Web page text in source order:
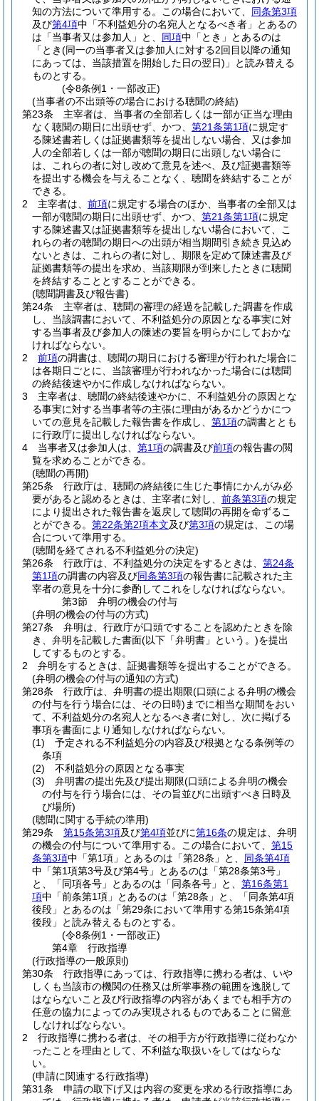
知の方法について準用する。
この場合において、 同条第3項
及び第4項中「不利益処分の名宛人となるべき者」とあるの
は「当事者又は参加人」と、 同項中「とき」とあるのは
「とき(同一の当事者又は参加人に対する2回目以降の通知
にあっては、当該措置を開始した日の翌日) 」と読み替える
ものとする。
(令8条例1・一部改正)
(当事者の不出頭等の場合における聴聞の終結)
第23条
主宰者は、当事者の全部若しくは一部が正当な理由
なく聴聞の期日に出頭せず、かつ、 第21条第1項に規定す
る陳述書若しくは証拠書類等を提出しない場合、又は参加
人の全部若しくは一部が聴聞の期日に出頭しない場合に
は、これらの者に対し改めて意見を述べ、及び証拠書類等
を提出する機会を与えることなく、聴聞を終結することが
できる。
2
主宰者は、 前項に規定する場合のほか、当事者の全部又は
一部が聴聞の期日に出頭せず、かつ、 第21条第1項に規定
する陳述書又は証拠書類等を提出しない場合において、こ
れらの者の聴聞の期日への出頭が相当期間引き続き見込め
ないときは、これらの者に対し、期限を定めて陳述書及び
証拠書類等の提出を求め、当該期限が到来したときに聴聞
を終結することとすることができる。
(聴聞調書及び報告書)
第24条
主宰者は、聴聞の審理の経過を記載した調書を作成
し、当該調書において、不利益処分の原因となる事実に対
する当事者及び参加人の陳述の要旨を明らかにしておかな
ければならない。
2
前項の調書は、聴聞の期日における審理が行われた場合に
は各期日ごとに、当該審理が行われなかった場合には聴聞
の終結後速やかに作成しなければならない。
3
主宰者は、聴聞の終結後速やかに、不利益処分の原因とな
る事実に対する当事者等の主張に理由があるかどうかにつ
いての意見を記載した報告書を作成し、 第1項の調書ととも
に行政庁に提出しなければならない。
4
当事者又は参加人は、 第1項の調書及び前項の報告書の閲
覧を求めることができる。
(聴聞の再開)
第25条
行政庁は、聴聞の終結後に生じた事情にかんがみ必
要があると認めるときは、主宰者に対し、 前条第3項の規定
により提出された報告書を返戻して聴聞の再開を命ずるこ
とができる。 第22条第2項本文及び第3項の規定は、この場
合について準用する。
(聴聞を経てされる不利益処分の決定)
第26条
行政庁は、不利益処分の決定をするときは、 第24条
第1項の調書の内容及び同条第3項の報告書に記載された主
宰者の意見を十分に参酌してこれをしなければならない。
第3節
弁明の機会の付与
(弁明の機会の付与の方式)
第27条
弁明は、行政庁が口頭ですることを認めたときを除
き、弁明を記載した書面(以下「弁明書」という。)を提出
してするものとする。
2
弁明をするときは、証拠書類等を提出することができる。
(弁明の機会の付与の通知の方式)
第28条
行政庁は、弁明書の提出期限(口頭による弁明の機会
の付与を行う場合には、その日時) までに相当な期間をおい
て、不利益処分の名宛人となるべき者に対し、次に掲げる
事項を書面により通知しなければならない。
(1)
予定される不利益処分の内容及び根拠となる条例等の
条項
(2)
不利益処分の原因となる事実
(3)
弁明書の提出先及び提出期限(口頭による弁明の機会
の付与を行う場合には、その旨並びに出頭すべき日時及
び場所)
(聴聞に関する手続の準用)
第29条
第15条第3項及び第4項並びに第16条の規定は、弁明
の機会の付与について準用する。
この場合において、 第15
条第3項中「第1項」とあるのは「第28条」と、 同条第4項
中「第1項第3号及び第4号」とあるのは「第28条第3号」
と、「同項各号」とあるのは「同条各号」と、 第16条第1
項中「前条第1項」とあるのは「第28条」と、「同条第4項
後段」とあるのは「第29条において準用する第15条第4項
後段」と読み替えるものとする。
(令8条例1・一部改正)
第4章
行政指導
(行政指導の一般原則)
第30条
行政指導にあっては、行政指導に携わる者は、いや
しくも当該市の機関の任務又は所掌事務の範囲を逸脱して
はならないこと及び行政指導の内容があくまでも相手方の
任意の協力によってのみ実現されるものであることに留意
しなければならない。
2
行政指導に携わる者は、その相手方が行政指導に従わなか
ったことを理由として、不利益な取扱いをしてはならな
い。
(申請に関連する行政指導)
第31条
申請の取下げ又は内容の変更を求める行政指導にあ